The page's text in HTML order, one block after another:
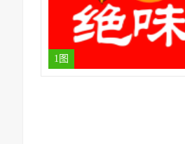
1图